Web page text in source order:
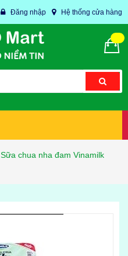
Đăng nhập Hệ thống cửa hàng
Sữa chua nha đam Vinamilk